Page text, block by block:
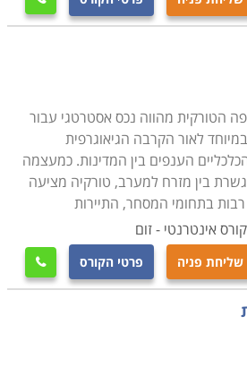
הטורקית מהווה נכס אסטרטגי עבור
לאור הקרבה הגיאוגרפית
הענפים בין המדינות. כמעצמה
בין מזרח למערב, טורקיה מציעה
רבות בתחומי המסחר, התיירות
קורס אינטרנטי - זום
שליחת פניה פרטי הקורס 